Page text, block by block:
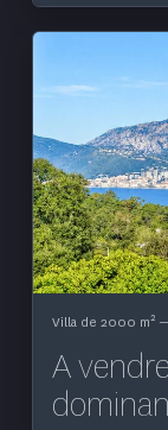
Villa de 2000 m2—
A